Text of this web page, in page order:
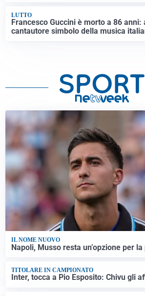
LUTTO
Francesco Guccini è morto a 86 anni:
cantautore simbolo della musica
IL NOME NUOVO
Napoli, Musso resta un’opzione per la
TITOLARE IN CAMPIONATO
Inter, tocca a Pio Esposito: Chivu gli